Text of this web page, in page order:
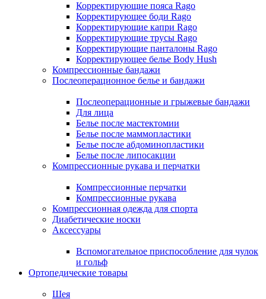
Корректирующие пояса Rago
Корректирующее боди Rago
Корректирующие капри Rago
Корректирующие трусы Rago
Корректирующие панталоны Rago
Корректирующее белье Body Hush
Компрессионные бандажи
Послеоперационное белье и бандажи
Послеоперационные и грыжевые бандажи
Для лица
Белье после мастектомии
Белье после маммопластики
Белье после абдоминопластики
Белье после липосакции
Компрессионные рукава и перчатки
Компрессионные перчатки
Компрессионные рукава
Компрессионная одежда для спорта
Диабетические носки
Аксессуары
Вспомогательное приспособление для чулок
и гольф
Ортопедические товары
Шея